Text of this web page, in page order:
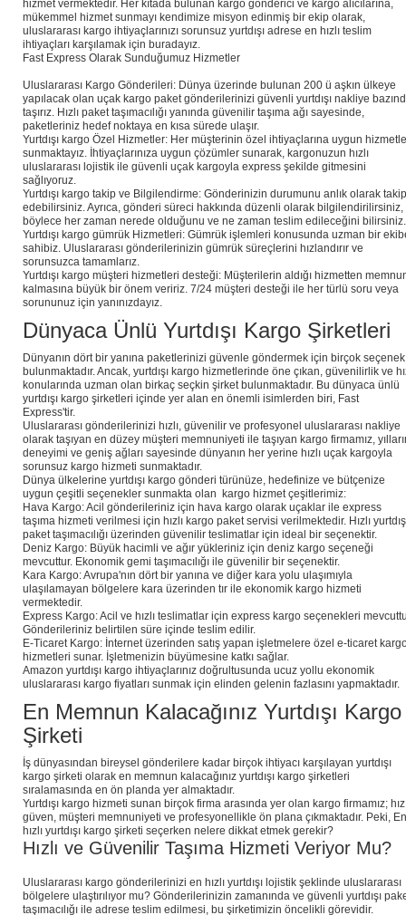
hizmet vermektedir. Her kıtada bulunan kargo gönderici ve kargo alıcılarına,
mükemmel hizmet sunmayı kendimize misyon edinmiş bir ekip olarak,
uluslararası kargo ihtiyaçlarınızı sorunsuz yurtdışı adrese en hızlı teslim
ihtiyaçları karşılamak için buradayız.
Fast Express Olarak Sunduğumuz Hizmetler
Uluslararası Kargo Gönderileri: Dünya üzerinde bulunan 200 ü aşkın ülkeye
yapılacak olan uçak kargo paket gönderilerinizi güvenli yurtdışı nakliye
taşırız. Hızlı paket taşımacılığı yanında güvenilir taşıma ağı sayesinde,
paketleriniz hedef noktaya en kısa sürede ulaşır.
Yurtdışı kargo Özel Hizmetler: Her müşterinin özel ihtiyaçlarına uygun
sunmaktayız. İhtiyaçlarınıza uygun çözümler sunarak, kargonuzun hızlı
uluslararası lojistik ile güvenli uçak kargoyla express şekilde gitmesini
sağlıyoruz.
Yurtdışı kargo takip ve Bilgilendirme: Gönderinizin durumunu anlık olarak takip
edebilirsiniz. Ayrıca, gönderi süreci hakkında düzenli olarak bilgilendirilirsiniz,
böylece her zaman nerede olduğunu ve ne zaman teslim edileceğini bilirsiniz.
Yurtdışı kargo gümrük Hizmetleri: Gümrük işlemleri konusunda uzman bir
sahibiz. Uluslararası gönderilerinizin gümrük süreçlerini hızlandırır ve
sorunsuzca tamamlarız.
Yurtdışı kargo müşteri hizmetleri desteği: Müşterilerin aldığı hizmetten
kalmasına büyük bir önem veririz. 7/24 müşteri desteği ile her türlü soru veya
sorununuz için yanınızdayız.
Dünyaca Ünlü Yurtdışı Kargo Şirketleri
Dünyanın dört bir yanına paketlerinizi güvenle göndermek için birçok seçenek
bulunmaktadır. Ancak, yurtdışı kargo hizmetlerinde öne çıkan, güvenilirlik ve
konularında uzman olan birkaç seçkin şirket bulunmaktadır. Bu dünyaca ünlü
yurtdışı kargo şirketleri içinde yer alan en önemli isimlerden biri, Fast
Express'tir.
Uluslararası gönderilerinizi hızlı, güvenilir ve profesyonel uluslararası nakliye
olarak taşıyan en düzey müşteri memnuniyeti ile taşıyan kargo firmamız,
deneyimi ve geniş ağları sayesinde dünyanın her yerine hızlı uçak kargoyla
sorunsuz kargo hizmeti sunmaktadır.
Dünya ülkelerine yurtdışı kargo gönderi türünüze, hedefinize ve bütçenize
uygun çeşitli seçenekler sunmakta olan kargo hizmet çeşitlerimiz:
Hava Kargo: Acil gönderileriniz için hava kargo olarak uçaklar ile express
taşıma hizmeti verilmesi için hızlı kargo paket servisi verilmektedir. Hızlı
paket taşımacılığı üzerinden güvenilir teslimatlar için ideal bir seçenektir.
Deniz Kargo: Büyük hacimli ve ağır yükleriniz için deniz kargo seçeneği
mevcuttur. Ekonomik gemi taşımacılığı ile güvenilir bir seçenektir.
Kara Kargo: Avrupa'nın dört bir yanına ve diğer kara yolu ulaşımıyla
ulaşılamayan bölgelere kara üzerinden tır ile ekonomik kargo hizmeti
vermektedir.
Express Kargo: Acil ve hızlı teslimatlar için express kargo seçenekleri
Gönderileriniz belirtilen süre içinde teslim edilir.
E-Ticaret Kargo: İnternet üzerinden satış yapan işletmelere özel e-ticaret
hizmetleri sunar. İşletmenizin büyümesine katkı sağlar.
Amazon yurtdışı kargo ihtiyaçlarınız doğrultusunda ucuz yollu ekonomik
uluslararası kargo fiyatları sunmak için elinden gelenin fazlasını yapmaktadır.
En Memnun Kalacağınız Yurtdışı Kargo
Şirketi
İş dünyasından bireysel gönderilere kadar birçok ihtiyacı karşılayan yurtdışı
kargo şirketi olarak en memnun kalacağınız yurtdışı kargo şirketleri
sıralamasında en ön planda yer almaktadır.
Yurtdışı kargo hizmeti sunan birçok firma arasında yer olan kargo firmamız;
güven, müşteri memnuniyeti ve profesyonellikle ön plana çıkmaktadır. Peki, En
hızlı yurtdışı kargo şirketi seçerken nelere dikkat etmek gerekir?
Hızlı ve Güvenilir Taşıma Hizmeti Veriyor Mu?
Uluslararası kargo gönderilerinizi en hızlı yurtdışı lojistik şeklinde uluslararası
bölgelere ulaştırılıyor mu? Gönderilerinizin zamanında ve güvenli yurtdışı
taşımacılığı ile adrese teslim edilmesi, bu şirketimizin öncelikli görevidir.